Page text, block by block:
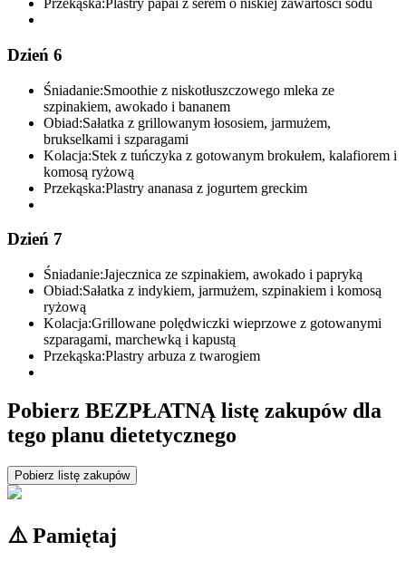
Przekąska:Plastry papai z serem o niskiej zawartości sodu
Dzień 6
Śniadanie:Smoothie z niskotłuszczowego mleka ze
szpinakiem, awokado i bananem
Obiad:Sałatka z grillowanym łososiem, jarmużem,
brukselkami i szparagami
Kolacja:Stek z tuńczyka z gotowanym brokułem, kalafiorem i
komosą ryżową
Przekąska:Plastry ananasa z jogurtem greckim
Dzień 7
Śniadanie:Jajecznica ze szpinakiem, awokado i papryką
Obiad:Sałatka z indykiem, jarmużem, szpinakiem i komosą
ryżową
Kolacja:Grillowane polędwiczki wieprzowe z gotowanymi
szparagami, marchewką i kapustą
Przekąska:Plastry arbuza z twarogiem
Pobierz BEZPŁATNĄ listę zakupów dla
tego planu dietetycznego
Pobierz listę zakupów
⚠️ Pamiętaj